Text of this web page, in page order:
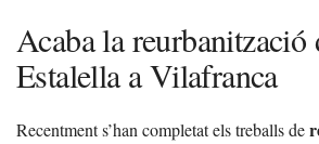
Acaba la reurbanització
Estalella a Vilafranca
Recentment s’han completat els treballs de